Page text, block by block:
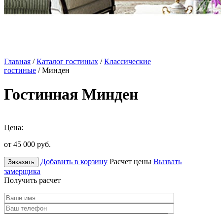
Главная /Каталог гостиных /Классические
гостиные / Минден
Гостинная Минден
Цена:
от 45 000 руб.
Заказать Добавить в корзину Расчет цены Вызвать
замерщика
Получить расчет